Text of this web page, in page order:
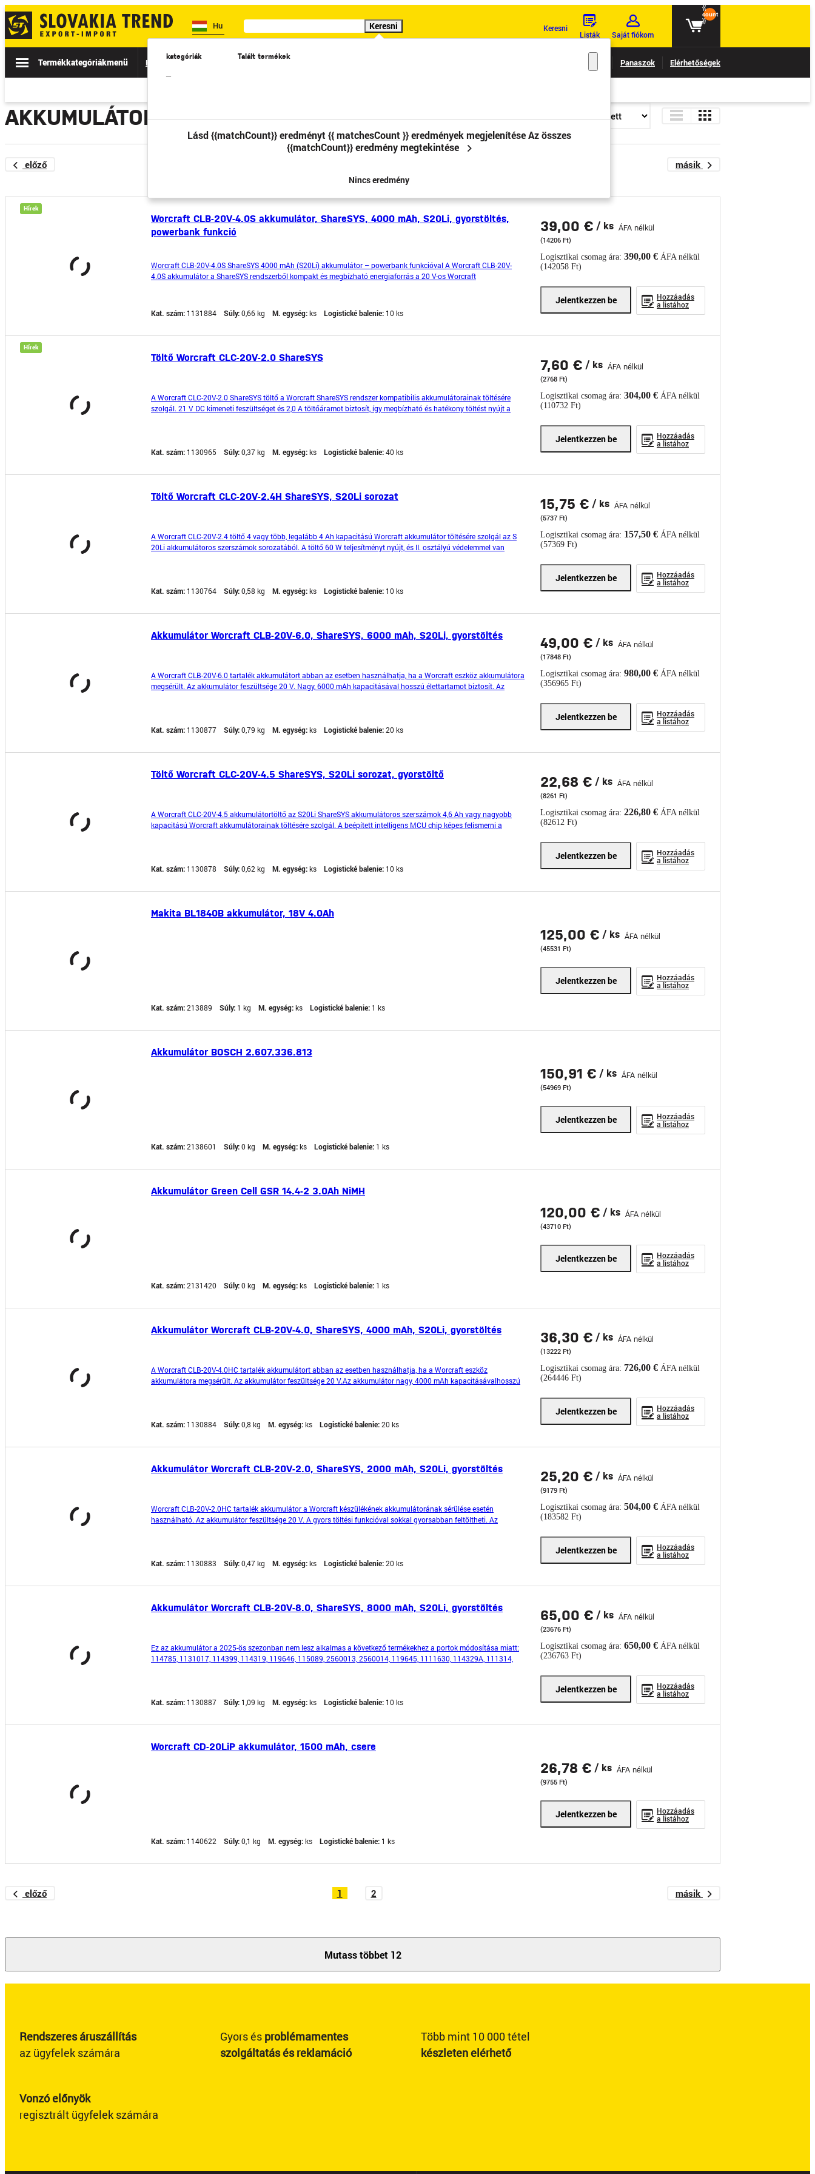
Hu Keresni
kategóriák
–
Talált termékek
Lásd {{matchCount}} eredményt {{ matchesCount }} eredmények megjelenítése Az összes
{{matchCount}} eredmény megtekintése
Nincs eredmény
Keresni
Listák Saját fiókom
{{
count
}}
Termékkategóriákmenü Hírek Eladás Katalógusok Különleges ajánlat Panaszok Elérhetőségek
AKKUMULÁTOROK ÉS TÖLTŐK WORCRAFT
előző másik
Hírek
Worcraft CLB-20V-4.0S akkumulátor, ShareSYS, 4000 mAh, S20Li, gyorstöltés,
powerbank funkció
Worcraft CLB-20V-4.0S ShareSYS 4000 mAh (S20Li) akkumulátor – powerbank funkcióval A Worcraft CLB-20V-
4.0S akkumulátor a ShareSYS rendszerből kompakt és megbízható energiaforrás a 20 V-os Worcraft
Kat. szám: 1131884 Súly:0,66 kg M. egység:ks Logistické balenie: 10 ks
39,00 € / ks ÁFA nélkül
(14206 Ft)
Logisztikai csomag ára: 390,00 € ÁFA nélkül
(142058 Ft)
Jelentkezzen be
Hozzáadás
a listához
Hírek
Töltő Worcraft CLC-20V-2.0 ShareSYS
A Worcraft CLC-20V-2.0 ShareSYS töltő a Worcraft ShareSYS rendszer kompatibilis akkumulátorainak töltésére
szolgál. 21 V DC kimeneti feszültséget és 2,0 A töltőáramot biztosít, így megbízható és hatékony töltést nyújt a
Kat. szám: 1130965 Súly:0,37 kg M. egység:ks Logistické balenie:40 ks
7,60 € / ks ÁFA nélkül
(2768 Ft)
Logisztikai csomag ára: 304,00 € ÁFA nélkül
(110732 Ft)
Jelentkezzen be
Hozzáadás
a listához
Töltő Worcraft CLC-20V-2.4H ShareSYS, S20Li sorozat
A Worcraft CLC-20V-2.4 töltő 4 vagy több, legalább 4 Ah kapacitású Worcraft akkumulátor töltésére szolgál az S
20Li akkumulátoros szerszámok sorozatából. A töltő 60 W teljesítményt nyújt, és II. osztályú védelemmel van
Kat. szám: 1130764 Súly:0,58 kg M. egység:ks Logistické balenie: 10 ks
15,75 € / ks ÁFA nélkül
(5737 Ft)
Logisztikai csomag ára: 157,50 € ÁFA nélkül
(57369 Ft)
Jelentkezzen be
Hozzáadás
a listához
Akkumulátor Worcraft CLB-20V-6.0, ShareSYS, 6000 mAh, S20Li, gyorstöltés
A Worcraft CLB-20V-6.0 tartalék akkumulátort abban az esetben használhatja, ha a Worcraft eszköz akkumulátora
megsérült. Az akkumulátor feszültsége 20 V. Nagy, 6000 mAh kapacitásával hosszú élettartamot biztosít. Az
Kat. szám: 1130877 Súly:0,79 kg M. egység:ks Logistické balenie:20 ks
49,00 € / ks ÁFA nélkül
(17848 Ft)
Logisztikai csomag ára: 980,00 € ÁFA nélkül
(356965 Ft)
Jelentkezzen be
Hozzáadás
a listához
Töltő Worcraft CLC-20V-4.5 ShareSYS, S20Li sorozat, gyorstöltő
A Worcraft CLC-20V-4.5 akkumulátortöltő az S20Li ShareSYS akkumulátoros szerszámok 4,6 Ah vagy nagyobb
kapacitású Worcraft akkumulátorainak töltésére szolgál. A beépített intelligens MCU chip képes felismerni a
Kat. szám: 1130878 Súly:0,62 kg M. egység:ks Logistické balenie: 10 ks
22,68 € / ks ÁFA nélkül
(8261 Ft)
Logisztikai csomag ára: 226,80 € ÁFA nélkül
(82612 Ft)
Jelentkezzen be
Hozzáadás
a listához
Makita BL1840B akkumulátor, 18V 4.0Ah
Kat. szám:213889 Súly: 1 kg M. egység:ks Logistické balenie: 1 ks
125,00 € / ks ÁFA nélkül
(45531 Ft)
Jelentkezzen be
Hozzáadás
a listához
Akkumulátor BOSCH 2.607.336.813
Kat. szám:2138601 Súly:0 kg M. egység:ks Logistické balenie: 1 ks
150,91 € / ks ÁFA nélkül
(54969 Ft)
Jelentkezzen be
Hozzáadás
a listához
Akkumulátor Green Cell GSR 14.4-2 3.0Ah NiMH
Kat. szám:2131420 Súly:0 kg M. egység:ks Logistické balenie: 1 ks
120,00 € / ks ÁFA nélkül
(43710 Ft)
Jelentkezzen be
Hozzáadás
a listához
Akkumulátor Worcraft CLB-20V-4.0, ShareSYS, 4000 mAh, S20Li, gyorstöltés
A Worcraft CLB-20V-4.0HC tartalék akkumulátort abban az esetben használhatja, ha a Worcraft eszköz
akkumulátora megsérült. Az akkumulátor feszültsége 20 V.Az akkumulátor nagy, 4000 mAh kapacitásávalhosszú
Kat. szám: 1130884 Súly:0,8 kg M. egység:ks Logistické balenie:20 ks
36,30 € / ks ÁFA nélkül
(13222 Ft)
Logisztikai csomag ára: 726,00 € ÁFA nélkül
(264446 Ft)
Jelentkezzen be
Hozzáadás
a listához
Akkumulátor Worcraft CLB-20V-2.0, ShareSYS, 2000 mAh, S20Li, gyorstöltés
Worcraft CLB-20V-2.0HC tartalék akkumulátor a Worcraft készülékének akkumulátorának sérülése esetén
használható. Az akkumulátor feszültsége 20 V. A gyors töltési funkcióval sokkal gyorsabban feltöltheti. Az
Kat. szám: 1130883 Súly:0,47 kg M. egység:ks Logistické balenie:20 ks
25,20 € / ks ÁFA nélkül
(9179 Ft)
Logisztikai csomag ára: 504,00 € ÁFA nélkül
(183582 Ft)
Jelentkezzen be
Hozzáadás
a listához
Akkumulátor Worcraft CLB-20V-8.0, ShareSYS, 8000 mAh, S20Li, gyorstöltés
Ez az akkumulátor a 2025-ös szezonban nem lesz alkalmas a következő termékekhez a portok módosítása miatt:
114785, 1131017, 114399, 114319, 119646, 115089, 2560013, 2560014, 119645, 1111630, 114329A, 111314,
Kat. szám: 1130887 Súly: 1,09 kg M. egység:ks Logistické balenie: 10 ks
65,00 € / ks ÁFA nélkül
(23676 Ft)
Logisztikai csomag ára: 650,00 € ÁFA nélkül
(236763 Ft)
Jelentkezzen be
Hozzáadás
a listához
Worcraft CD-20LiP akkumulátor, 1500 mAh, csere
Kat. szám: 1140622 Súly:0,1 kg M. egység:ks Logistické balenie: 1 ks
26,78 € / ks ÁFA nélkül
(9755 Ft)
Jelentkezzen be
Hozzáadás
a listához
Mutass többet 12
előző 1 2 másik
Rendszeres áruszállítás
az ügyfelek számára
Gyors és problémamentes
szolgáltatás és reklamáció
Több mint 10 000 tétel
készleten elérhető
Vonzó előnyök
regisztrált ügyfelek számára